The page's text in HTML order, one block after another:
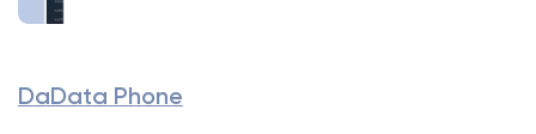
DaData Phone